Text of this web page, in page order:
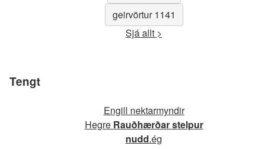
geirvörtur 1141
Sjá allt >
Tengt
Engill nektarmyndir
Hegre Rauðhærðar stelpur
nudd.ég